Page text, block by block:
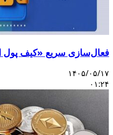
فعال‌سازی سریع «کیف پول
۱۴۰۵/۰۵/۱۷
۰۱:۲۴